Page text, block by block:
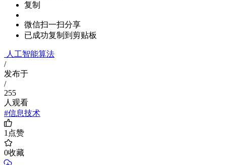
复制
微信扫一扫分享
已成功复制到剪贴板
人工智能算法
/
发布于
/
255
人观看
#信息技术
1点赞
0收藏